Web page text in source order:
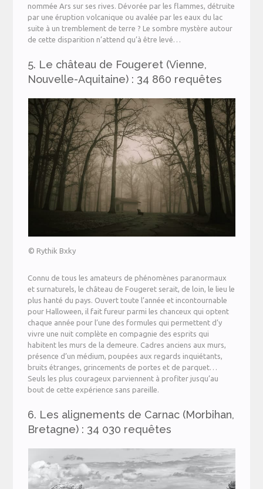
nommée Ars sur ses rives. Dévorée par les flammes, détruite
par une éruption volcanique ou avalée par les eaux du lac
suite à un tremblement de terre ? Le sombre mystère autour
de cette disparition n’attend qu’à être levé…
5. Le château de Fougeret (Vienne,
Nouvelle-Aquitaine) : 34 860 requêtes
© Rythik Bxky
Connu de tous les amateurs de phénomènes paranormaux
et surnaturels, le château de Fougeret serait, de loin, le lieu le
plus hanté du pays. Ouvert toute l’année et incontournable
pour Halloween, il fait fureur parmi les chanceux qui optent
chaque année pour l’une des formules qui permettent d’y
vivre une nuit complète en compagnie des esprits qui
habitent les murs de la demeure. Cadres anciens aux murs,
présence d’un médium, poupées aux regards inquiétants,
bruits étranges, grincements de portes et de parquet…
Seuls les plus courageux parviennent à profiter jusqu’au
bout de cette expérience sans pareille.
6. Les alignements de Carnac (Morbihan,
Bretagne) : 34 030 requêtes